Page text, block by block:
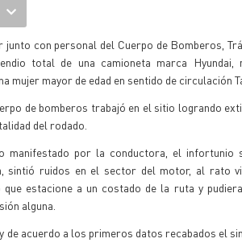
con personal del Cuerpo de Bomberos,
total de una camioneta marca Hyundai,
mujer mayor de edad en sentido de circulación
de bomberos trabajó en el sitio logrando
del rodado.
manifestado por la conductora, el infortunio
sintió ruidos en el sector del motor, al rato
que estacione a un costado de la ruta y
alguna.
acuerdo a los primeros datos recabados el